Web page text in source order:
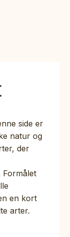
side er
natur og
der
Formålet
en kort
arter.